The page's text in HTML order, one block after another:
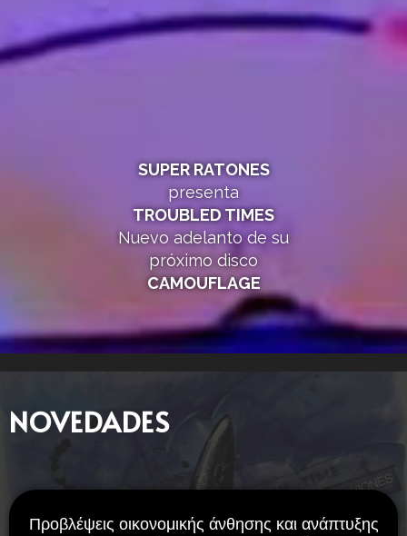
SUPER RATONES
presenta
TROUBLED TIMES
Nuevo adelanto de su
próximo disco
CAMOUFLAGE
NOVEDADES
Προβλέψεις οικονομικής άνθησης και ανάπτυξης